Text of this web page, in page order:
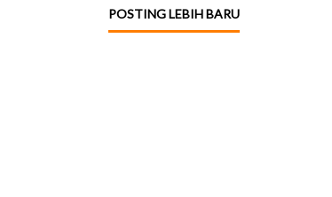
POSTING LEBIH BARU